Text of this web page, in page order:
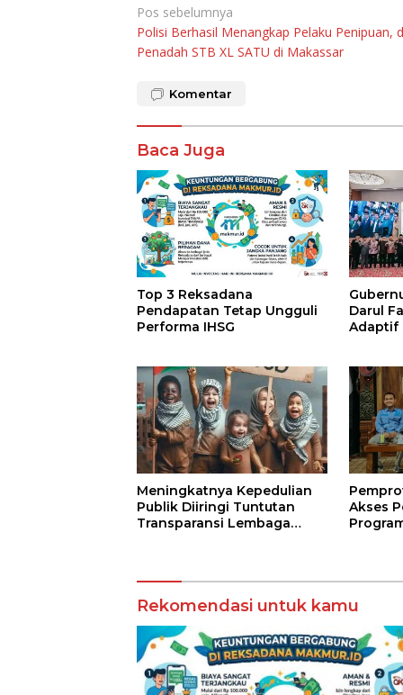
Navigasi
pos
Pos sebelumnya
Polisi Berhasil Menangkap Pelaku Penipuan,
Penadah STB XL SATU di Makassar
Komentar
Baca Juga
Top 3 Reksadana
Pendapatan Tetap Ungguli
Performa IHSG
Darul
Adaptif
Meningkatnya Kepedulian
Publik Diiringi Tuntutan
Transparansi Lembaga
Akses
Rekomendasi untuk kamu